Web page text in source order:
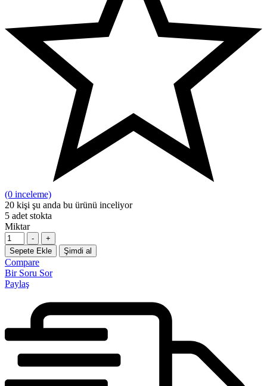
(0 inceleme)
20 kişi şu anda bu ürünü inceliyor
5 adet stokta
Miktar
-
+
Sepete Ekle
Şimdi al
Compare
Bir Soru Sor
Paylaş